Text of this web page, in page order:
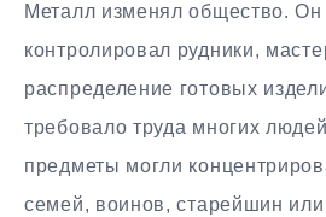
Металл изменял общество. Он
контролировал рудники,
распределение готовых
требовало труда многих
предметы могли
семей, воинов, старейшин